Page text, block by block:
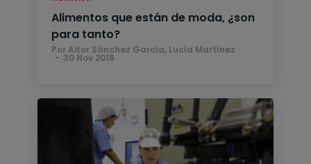
Alimentos que están de moda, ¿son
para tanto?
Por Aitor Sánchez García, Lucía Martínez
30 Nov 2016